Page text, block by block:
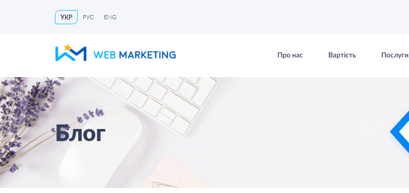
УКР РУС ENG
Про нас Вартість Послуги
Блог